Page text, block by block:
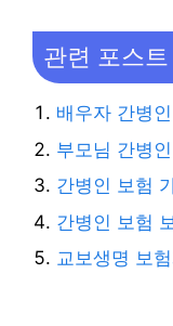
관련 포스트
배우자 간병
부모님 간병
간병인 보험
간병인 보험
교보생명 보